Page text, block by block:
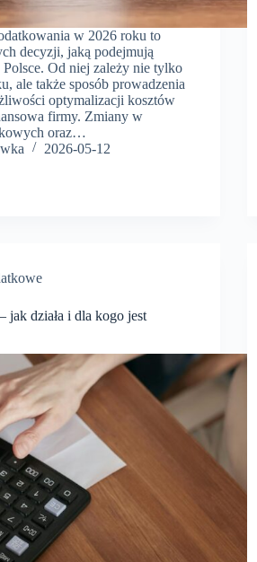
w 2026 roku to
decyzji, jaką podejmują
Od niej zależy nie tylko
ale także sposób prowadzenia
optymalizacji kosztów
firmy. Zmiany w
oraz…
2026-05-12
jak działa i dla kogo jest